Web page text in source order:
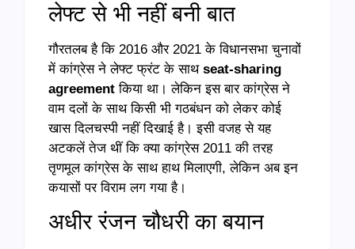
लेफ्ट से भी नहीं बनी बात
गौरतलब है कि 2016 और 2021 के विधानसभा चुनावों
में कांग्रेस ने लेफ्ट फ्रंट के साथ seat-sharing
agreement किया था। लेकिन इस बार कांग्रेस ने
वाम दलों के साथ किसी भी गठबंधन को लेकर कोई
खास दिलचस्पी नहीं दिखाई है। इसी वजह से यह
अटकलें तेज थीं कि क्या कांग्रेस 2011 की तरह
तृणमूल कांग्रेस के साथ हाथ मिलाएगी, लेकिन अब इन
कयासों पर विराम लग गया है।
अधीर रंजन चौधरी का बयान